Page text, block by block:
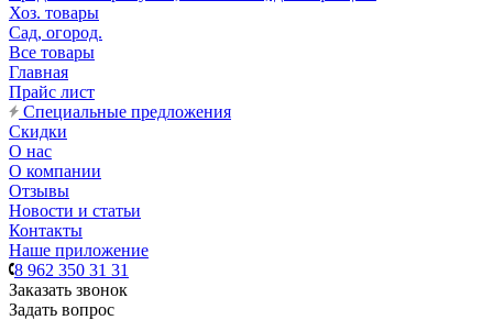
Хоз. товары
Сад, огород.
Все товары
Главная
Прайс лист
Специальные предложения
Скидки
О нас
О компании
Отзывы
Новости и статьи
Контакты
Наше приложение
8 962 350 31 31
Заказать звонок
Задать вопрос